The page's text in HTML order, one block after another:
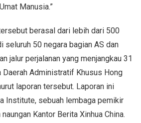
Manusia.”
berasal dari lebih dari 500
seluruh 50 negara bagian AS dan
jalur perjalanan yang menjangkau 31
Administratif Khusus Hong
laporan tersebut. Laporan ini
Institute, sebuah lembaga pemikir
Kantor Berita Xinhua China.